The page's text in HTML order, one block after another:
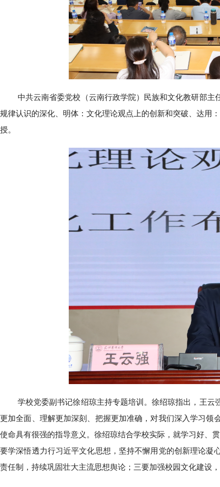
中共云南省委党校（云南行政学院）民族和文化教研部
规律认识的深化、明体：文化理论观点上的创新和突破、达用
授。
学校党委副书记徐绍琼主持专题培训。徐绍琼指出，王
更加全面、理解更加深刻、把握更加准确，对我们深入学习
使命具有很强的指导意义。徐绍琼结合学校实际，就学习好、
要学深悟透力行习近平文化思想，坚持不懈用党的创新理论
责任制，持续巩固壮大主流思想舆论；三要加强校园文化建设